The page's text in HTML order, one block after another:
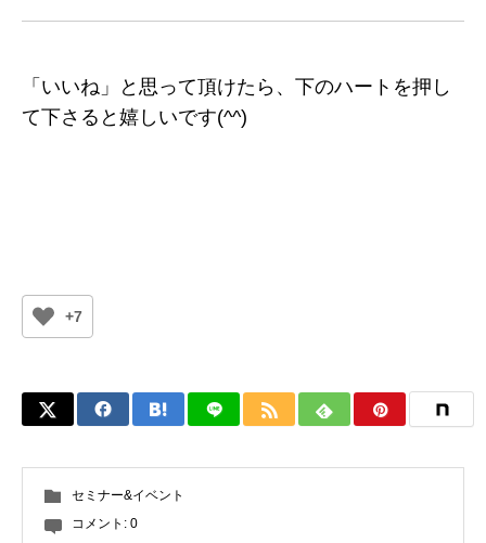
「いいね」と思って頂けたら、下のハートを押し
て下さると嬉しいです(^^)
+7
セミナー&イベント
コメント: 0